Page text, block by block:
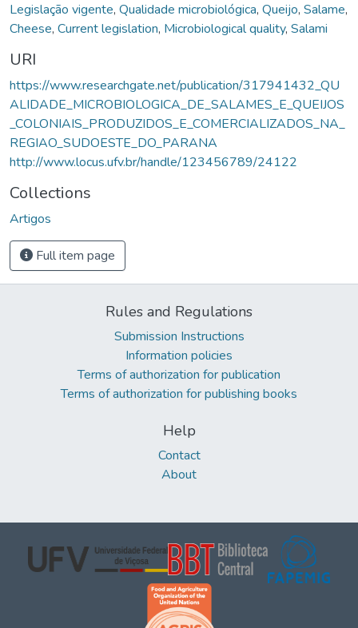
Legislação vigente, Qualidade microbiológica, Queijo, Salame,
Cheese, Current legislation, Microbiological quality, Salami
URI
https://www.researchgate.net/publication/317941432_QU
ALIDADE_MICROBIOLOGICA_DE_SALAMES_E_QUEIJOS
_COLONIAIS_PRODUZIDOS_E_COMERCIALIZADOS_NA_
REGIAO_SUDOESTE_DO_PARANA
http://www.locus.ufv.br/handle/123456789/24122
Collections
Artigos
Full item page
Rules and Regulations
Submission Instructions
Information policies
Terms of authorization for publication
Terms of authorization for publishing books
Help
Contact
About